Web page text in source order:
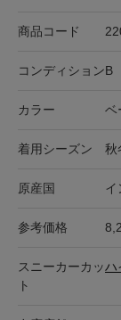
商品コード
コンディションB
カラー ベ
着用シーズン 秋
原産国 イ
参考価格
スニーカーカッ
ト
ハ